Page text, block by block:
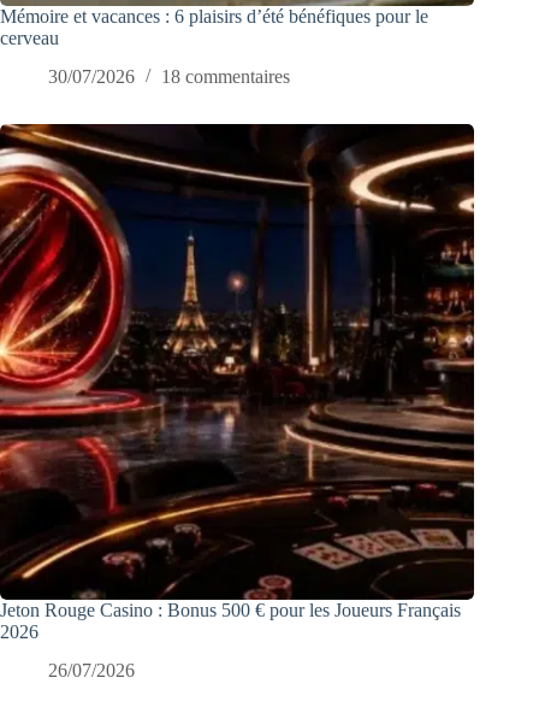
Mémoire et vacances : 6 plaisirs d’été bénéfiques pour le
cerveau
30/07/2026
18 commentaires
Jeton Rouge Casino : Bonus 500 € pour les Joueurs Français
2026
26/07/2026